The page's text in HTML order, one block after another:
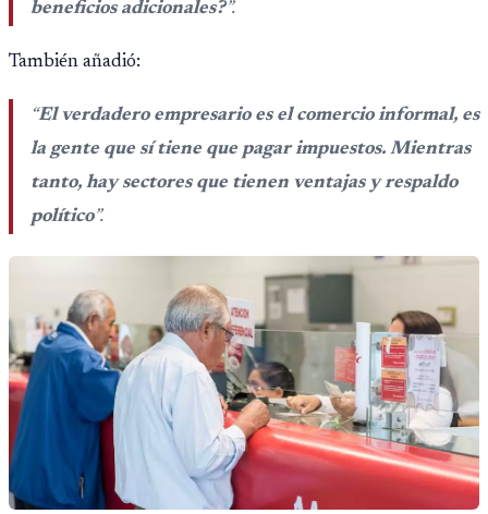
beneficios adicionales?”.
También añadió:
“El verdadero empresario es el comercio informal, es
la gente que sí tiene que pagar impuestos. Mientras
tanto, hay sectores que tienen ventajas y respaldo
político”.